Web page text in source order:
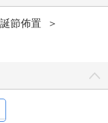
節佈置
＞